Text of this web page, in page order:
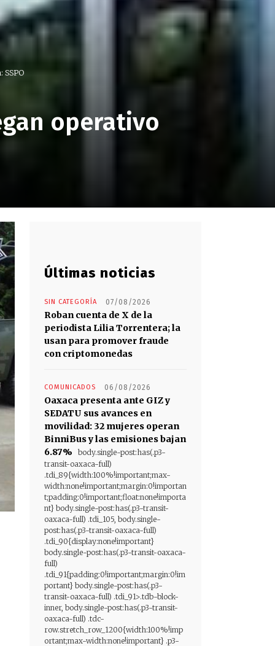
SSPO
operativo
Últimas noticias
SIN CATEGORÍA 07/08/2026
Roban cuenta de X de la
periodista Lilia Torrentera; la
usan para promover fraude
con criptomonedas
COMUNICADOS 06/08/2026
Oaxaca presenta ante GIZ y
SEDATU sus avances en
movilidad: 32 mujeres operan
BinniBus y las emisiones bajan
6.87%
body.single-post:has(.p3-
transit-oaxaca-full)
.tdi_89{width:100%!important;max-
width:none!important;margin:0!importan
t;padding:0!important;float:none!importa
nt} body.single-post:has(.p3-transit-
oaxaca-full) .tdi_105, body.single-
post:has(.p3-transit-oaxaca-full)
.tdi_90{display:none!important}
body.single-post:has(.p3-transit-oaxaca-
full)
.tdi_91{padding:0!important;margin:0!im
portant} body.single-post:has(.p3-
transit-oaxaca-full) .tdi_91>.tdb-block-
inner, body.single-post:has(.p3-transit-
oaxaca-full) .tdc-
row.stretch_row_1200{width:100%!imp
ortant;max-width:none!important} .p3-